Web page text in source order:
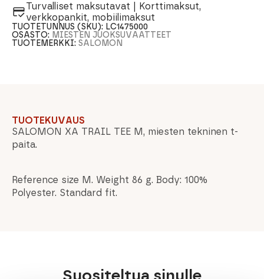
Turvalliset maksutavat | Korttimaksut,
verkkopankit, mobiilimaksut
TUOTETUNNUS (SKU): LC1475000
OSASTO: MIESTEN JUOKSUVAATTEET
TUOTEMERKKI:SALOMON
TUOTEKUVAUS
SALOMON XA TRAIL TEE M, miesten tekninen t-
paita.
Reference size M. Weight 86 g. Body: 100%
Polyester. Standard fit.